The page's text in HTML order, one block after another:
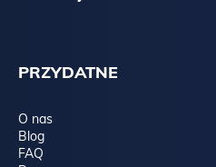
PRZYDATNE
O nas
Blog
FAQ